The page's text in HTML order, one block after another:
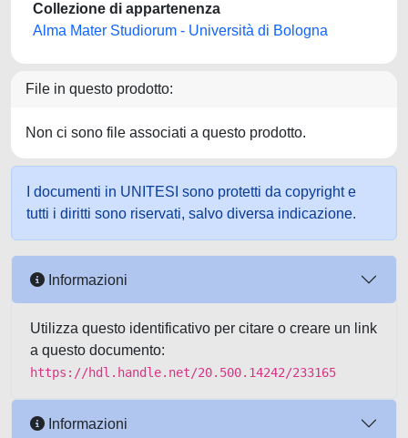
Collezione di appartenenza
Alma Mater Studiorum - Università di Bologna
File in questo prodotto:
Non ci sono file associati a questo prodotto.
I documenti in UNITESI sono protetti da copyright e
tutti i diritti sono riservati, salvo diversa indicazione.
Informazioni
Utilizza questo identificativo per citare o creare un link
a questo documento:
https://hdl.handle.net/20.500.14242/233165
Informazioni